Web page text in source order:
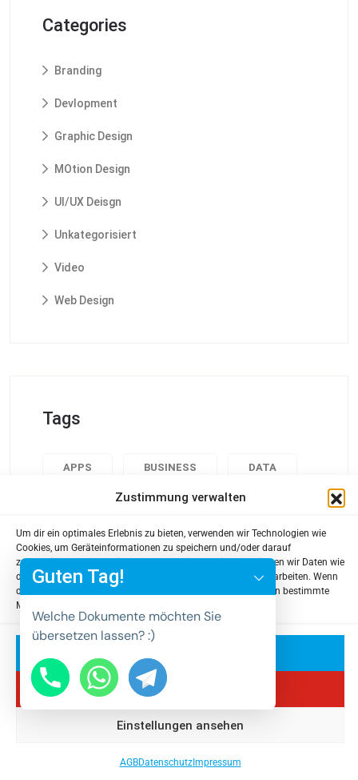
Zustimmung verwalten
Um dir ein optimales Erlebnis zu bieten, verwenden wir Technologien wie
Cookies, um Geräteinformationen zu speichern und/oder darauf
zuzugreifen. Wenn du diesen Technologien zustimmst, können wir Daten wie
das Surfverhalten oder eindeutige IDs auf dieser Website verarbeiten. Wenn
du deine Zustimmung nicht erteilst oder zurückziehst, können bestimmte
Merkmale und Funktionen beeinträchtigt werden.
Ablehnen
Einstellungen ansehen
AGBDatenschutzImpressum
Categories
Branding
Devlopment
Graphic Design
MOtion Design
UI/UX Deisgn
Unkategorisiert
Video
Web Design
Tags
APPS BUSINESS DATA
POPULAR
USABILITY
© 2025 Übersetzungen-DERUDE
Datenschutz Impressum
H
d
c
a
y
Guten Tag!
Welche Dokumente möchten Sie
übersetzen lassen? :)